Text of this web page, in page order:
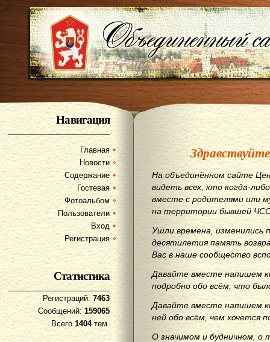
Навигация
Главная
Новости
Содержание
Гостевая
Фотоальбом
Пользователи
Вход
Регистрация
Статистика
Регистраций: 7463
Сообщений:159065
Всего 1404тем.
На объединённом сайте
видеть всех, кто когда-
вместе с родителями или
на территории бывшей
Ушли времена, изменились
десятилетия память
Вас в наше сообщество
Давайте вместе напишем
подробно обо всём, что
Давайте вместе напишем
ней обо всём, чем хочется
О значимом и будничном, о